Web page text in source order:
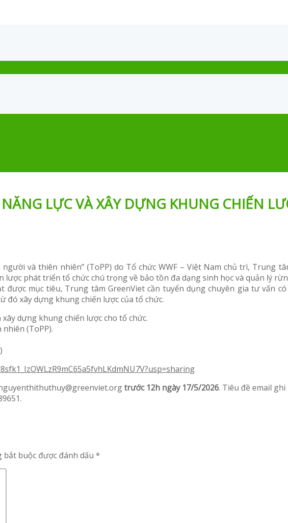
LỰC VÀ XÂY DỰNG KHUNG CHIẾN
và thiên nhiên” (ToPP) do Tổ chức WWF – Việt Nam chủ trì, Trung
lược phát triển tổ chức chú trọng về bảo tồn đa dạng sinh học và quản lý
mục tiêu, Trung tâm GreenViet cần tuyển dụng chuyên gia tư vấn
đó xây dựng khung chiến lược của tổ chức.
dựng khung chiến lược cho tổ chức.
(ToPP).
trước 12h ngày 17/5/2026. Tiêu đề email
bắt buộc được đánh dấu *